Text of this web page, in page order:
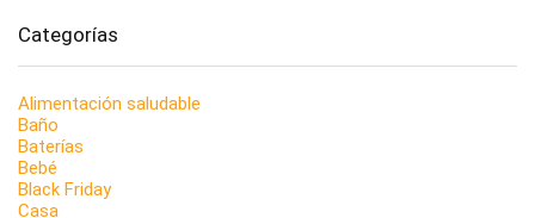
Categorías
Alimentación saludable
Baño
Baterías
Bebé
Black Friday
Casa